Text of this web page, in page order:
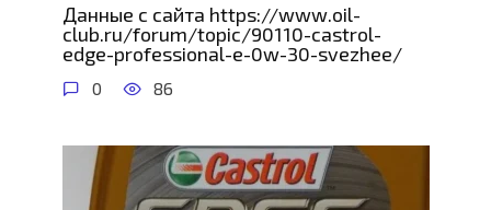
Данные с сайта https://www.oil-
club.ru/forum/topic/90110-castrol-
edge-professional-e-0w-30-svezhee/
0 86